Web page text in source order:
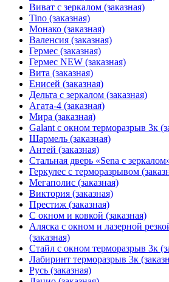
Виват с зеркалом (заказная)
Tino (заказная)
Монако (заказная)
Валенсия (заказная)
Гермес (заказная)
Гермес NEW (заказная)
Вита (заказная)
Енисей (заказная)
Дельта с зеркалом (заказная)
Агата-4 (заказная)
Мира (заказная)
Galant с окном терморазрыв 3к
Шармель (заказная)
Антей (заказная)
Стальная дверь «Sena с
Геркулес с терморазрывом
Мегаполис (заказная)
Виктория (заказная)
Престиж (заказная)
С окном и ковкой (заказная)
Аляска с окном и лазерной
(заказная)
Стайл с окном терморазрыв 3к
Лабиринт терморазрыв 3к
Русь (заказная)